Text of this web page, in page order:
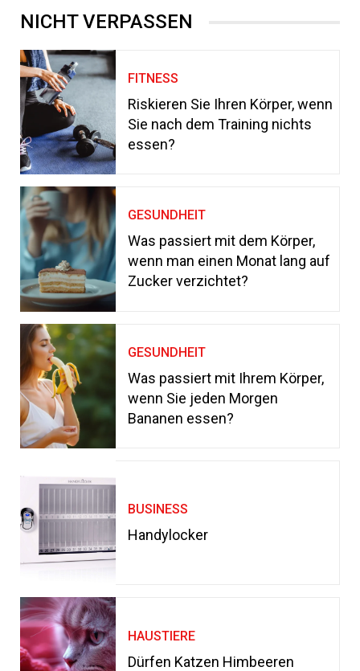
NICHT VERPASSEN
FITNESS
Riskieren Sie Ihren Körper, wenn
Sie nach dem Training nichts
essen?
GESUNDHEIT
Was passiert mit dem Körper,
wenn man einen Monat lang auf
Zucker verzichtet?
GESUNDHEIT
Was passiert mit Ihrem Körper,
wenn Sie jeden Morgen
Bananen essen?
BUSINESS
Handylocker
HAUSTIERE
Dürfen Katzen Himbeeren